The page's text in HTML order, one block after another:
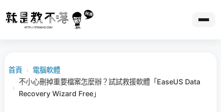
首頁 › 電腦軟體
›
不小心刪掉重要檔案怎麼辦？試試救援軟體「EaseUS Data
Recovery Wizard Free」